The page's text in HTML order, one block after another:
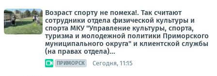
Возраст спорту не помеха!. Так считают
сотрудники отдела физической культуры и
спорта МКУ "Управление культуры, спорта,
туризма и молодежной политики Приморского
муниципального округа" и клиентской службы
(на правах отдела)...
ПРИМОРСК Сегодня, 11:15